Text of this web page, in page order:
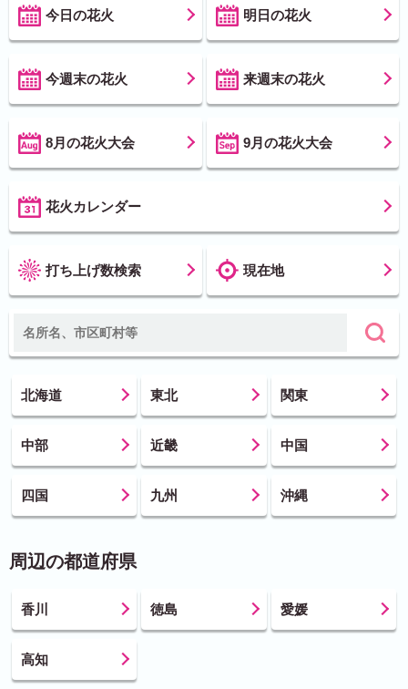
今日の花火 明日の花火
今週末の花火 来週末の花火
8月の花火大会 9月の花火大会
花火カレンダー
打ち上げ数検索 現在地
北海道 東北 関東
中部 近畿 中国
四国 九州 沖縄
周辺の都道府県
香川 徳島 愛媛
高知